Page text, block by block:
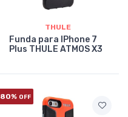
THULE
Funda para IPhone 7
Plus THULE ATMOS X3
80% OFF